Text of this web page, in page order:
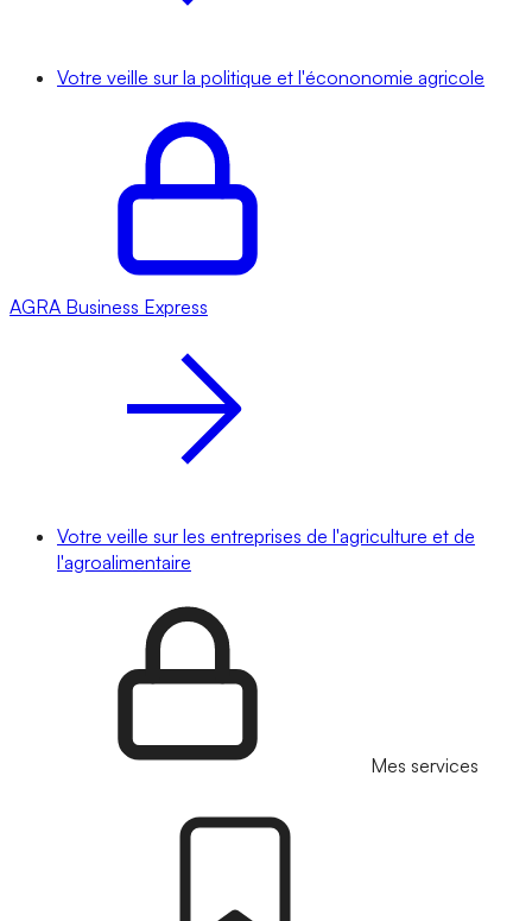
Votre veille sur la politique et l'écononomie agricole
AGRA Business Express
Votre veille sur les entreprises de l'agriculture et de
l'agroalimentaire
Mes services